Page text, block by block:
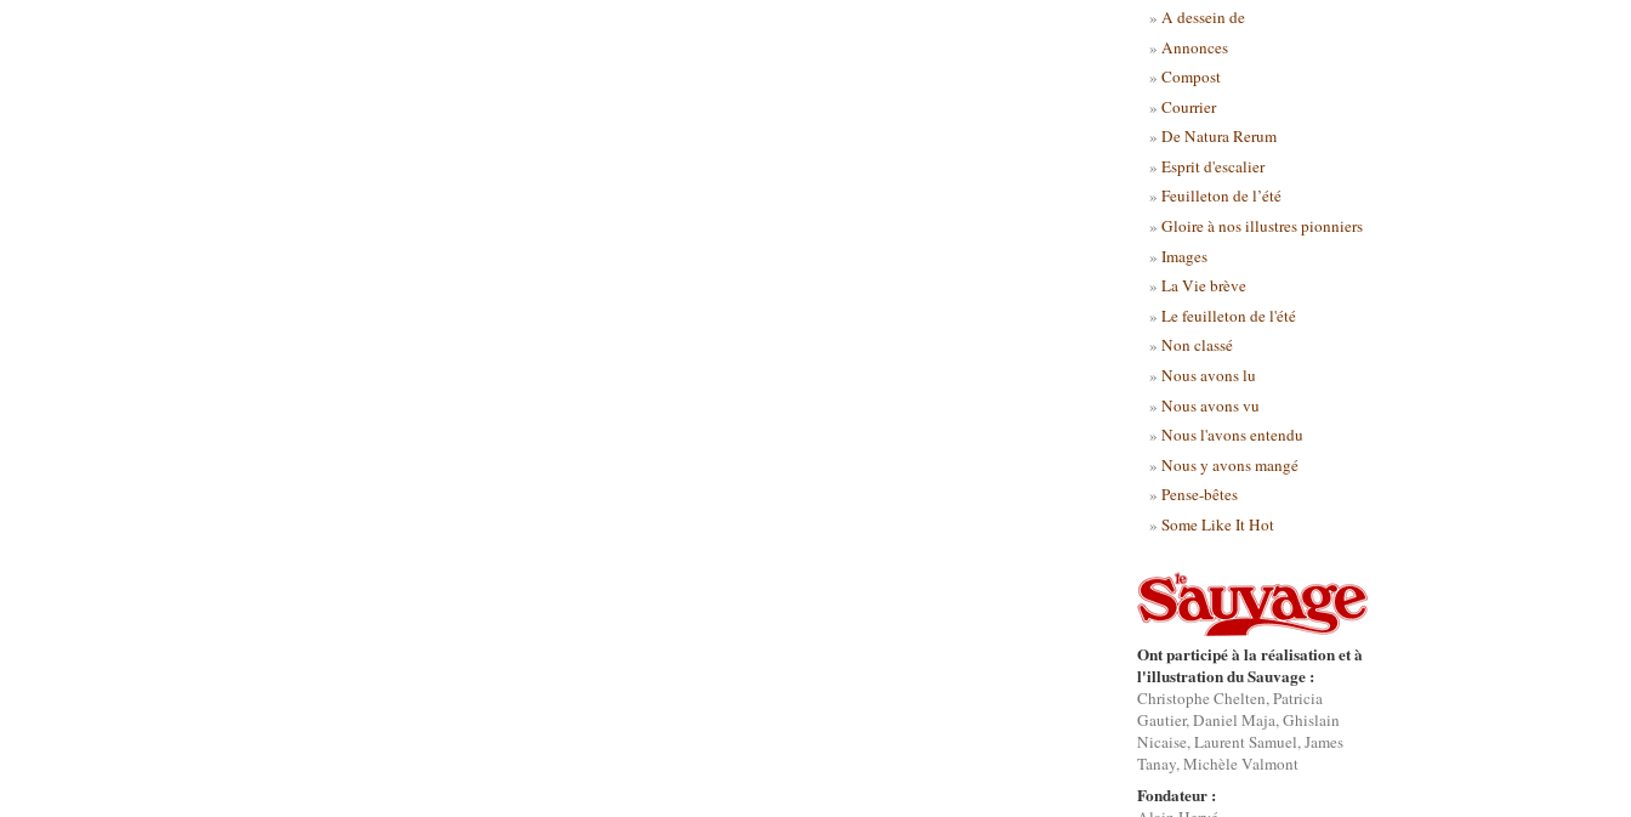
A dessein de
Annonces
Compost
Courrier
De Natura Rerum
Esprit d'escalier
Feuilleton de l’été
Gloire à nos illustres pionniers
Images
La Vie brève
Le feuilleton de l'été
Non classé
Nous avons lu
Nous avons vu
Nous l'avons entendu
Nous y avons mangé
Pense-bêtes
Some Like It Hot
Ont participé à la réalisation et à
l'illustration du Sauvage :
Christophe Chelten, Patricia
Gautier, Daniel Maja, Ghislain
Nicaise, Laurent Samuel, James
Tanay, Michèle Valmont
Fondateur :